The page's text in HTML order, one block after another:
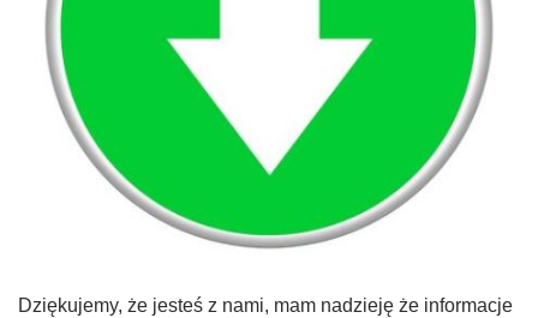
Dziękujemy, że jesteś z nami, mam nadzieję że informacje